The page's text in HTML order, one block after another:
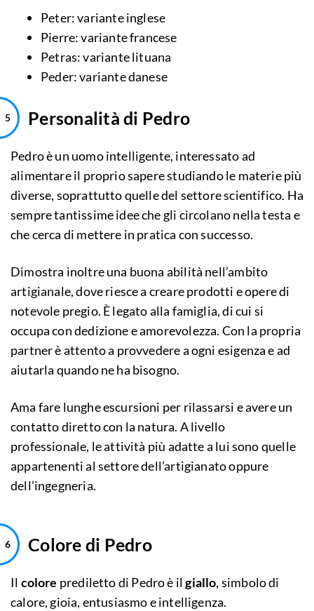
Peter: variante inglese
Pierre: variante francese
Petras: variante lituana
Peder: variante danese
Personalità di Pedro
Pedro è un uomo intelligente, interessato ad
alimentare il proprio sapere studiando le materie più
diverse, soprattutto quelle del settore scientifico. Ha
sempre tantissime idee che gli circolano nella testa e
che cerca di mettere in pratica con successo.
Dimostra inoltre una buona abilità nell’ambito
artigianale, dove riesce a creare prodotti e opere di
notevole pregio. È legato alla famiglia, di cui si
occupa con dedizione e amorevolezza. Con la propria
partner è attento a provvedere a ogni esigenza e ad
aiutarla quando ne ha bisogno.
Ama fare lunghe escursioni per rilassarsi e avere un
contatto diretto con la natura. A livello
professionale, le attività più adatte a lui sono quelle
appartenenti al settore dell’artigianato oppure
dell’ingegneria.
Colore di Pedro
Il colore prediletto di Pedro è ilgiallo, simbolo di
calore, gioia, entusiasmo e intelligenza.